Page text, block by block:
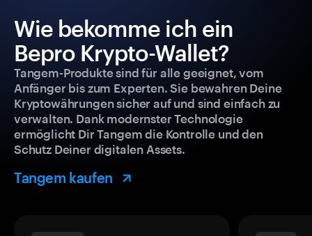
Wie bekomme ich ein
Bepro Krypto-Wallet?
Tangem-Produkte sind für alle geeignet, vom
Anfänger bis zum Experten. Sie bewahren Deine
Kryptowährungen sicher auf und sind einfach zu
verwalten. Dank modernster Technologie
ermöglicht Dir Tangem die Kontrolle und den
Schutz Deiner digitalen Assets.
Tangem kaufen